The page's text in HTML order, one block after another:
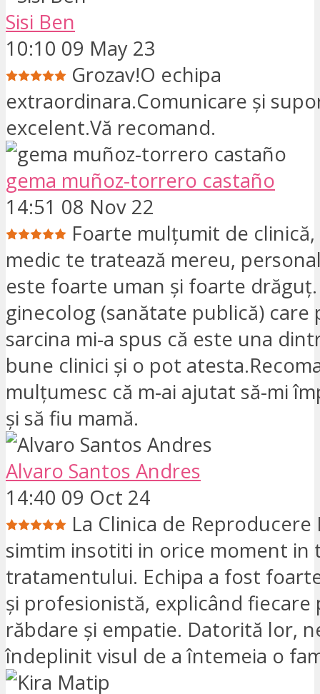
Sisi Ben
10:10 09 May 23
Grozav!O echipa
extraordinara.Comunicare și
excelent.Vă recomand.
gema muñoz-torrero castaño
14:51 08 Nov 22
Foarte mulțumit de clinică,
medic te tratează mereu,
este foarte uman și foarte
ginecolog (sanătate publică) care
sarcina mi-a spus că este una
bune clinici și o pot
mulțumesc că m-ai ajutat să-mi
și să fiu mamă.
Alvaro Santos Andres
14:40 09 Oct 24
La Clinica de Reproducere
simtim insotiti in orice moment in
tratamentului. Echipa a fost
și profesionistă, explicând fiecare
răbdare și empatie. Datorită lor,
îndeplinit visul de a întemeia o